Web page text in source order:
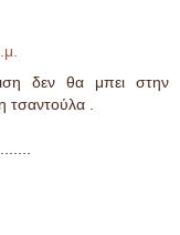
δεν θα μπει στην
.